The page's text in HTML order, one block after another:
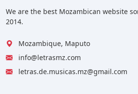
We are the best Mozambican website
2014.
Mozambique, Maputo
info@letrasmz.com
letras.de.musicas.mz@gmail.com